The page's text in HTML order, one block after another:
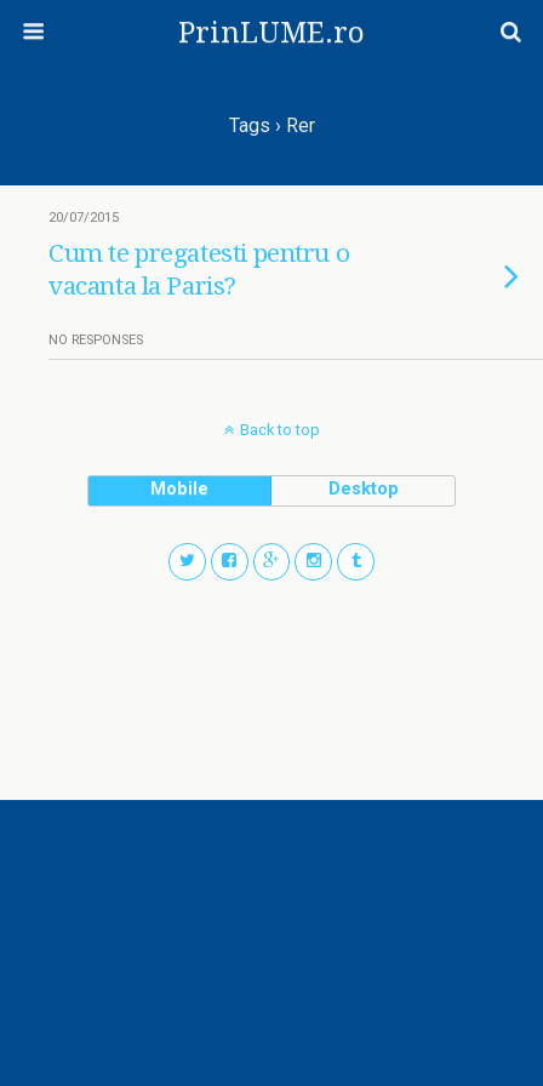
PrinLUME.ro
Tags › Rer
20/07/2015
Cum te pregatesti pentru o
vacanta la Paris?
NO RESPONSES
Back to top
Mobile Desktop